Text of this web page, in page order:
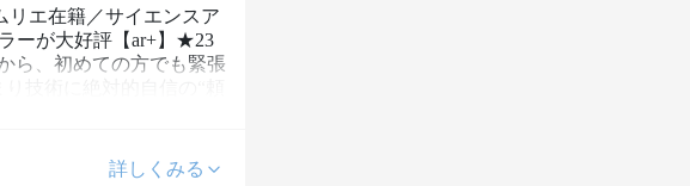
リエ在籍／サイエンスア
ーが大好評【ar+】★23
ら、初めての方でも緊張
技術に絶対的自信の“頼
詳しくみる